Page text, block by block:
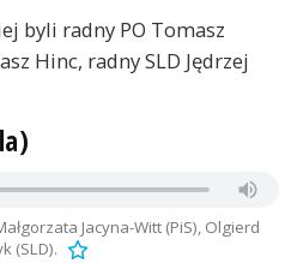
byli radny PO Tomasz
Hinc, radny SLD Jędrzej
Jacyna-Witt (PiS), Olgierd
(SLD).